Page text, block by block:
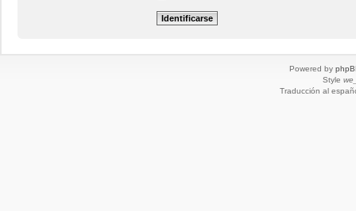
Powered by
Style
Traducción al